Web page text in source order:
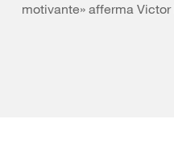
motivante» afferma